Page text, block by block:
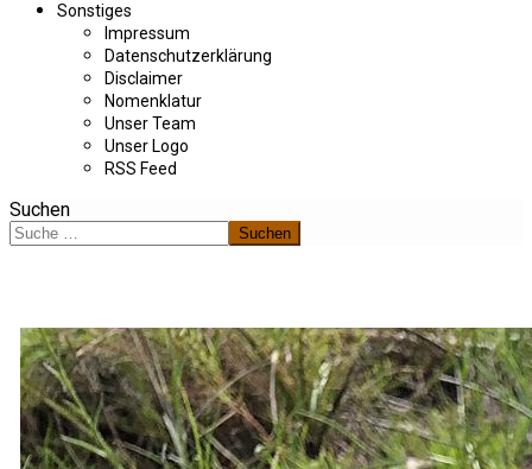
Sonstiges
Impressum
Datenschutzerklärung
Disclaimer
Nomenklatur
Unser Team
Unser Logo
RSS Feed
Suchen
Suchen